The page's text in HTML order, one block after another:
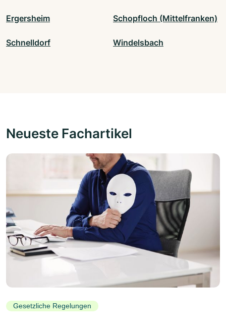
Ergersheim Schopfloch (Mittelfranken)
Schnelldorf Windelsbach
Neueste Fachartikel
Gesetzliche Regelungen